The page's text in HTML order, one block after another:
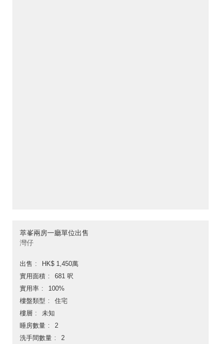
萃峯兩房一廳單位出售
灣仔
出售
HK$ 1,450萬
實用面積
681 呎
實用率
100%
樓盤類型
住宅
樓層
未知
睡房數量
2
洗手間數量
2